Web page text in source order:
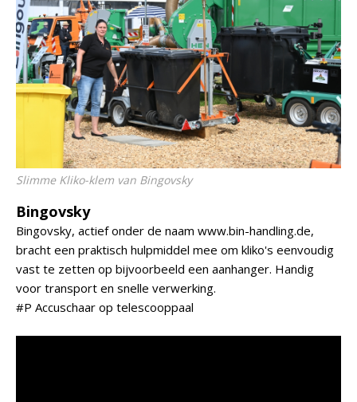
Slimme Kliko-klem van Bingovsky
Bingovsky
Bingovsky, actief onder de naam www.bin-handling.de,
bracht een praktisch hulpmiddel mee om kliko's eenvoudig
vast te zetten op bijvoorbeeld een aanhanger. Handig
voor transport en snelle verwerking.
#P Accuschaar op telescooppaal